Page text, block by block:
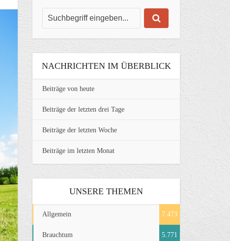
NACHRICHTEN IM ÜBERBLICK
Beiträge von heute
Beiträge der letzten drei Tage
Beiträge der letzten Woche
Beiträge im letzten Monat
UNSERE THEMEN
Allgemein 7.473
Brauchtum 5.771